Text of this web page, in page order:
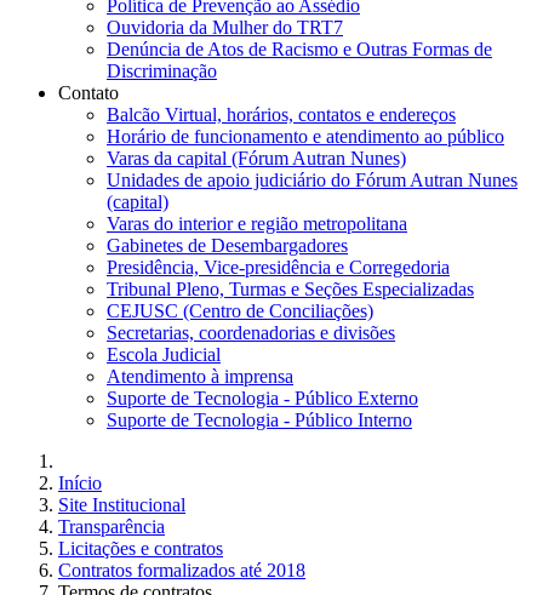
Política de Prevenção ao Assédio
Ouvidoria da Mulher do TRT7
Denúncia de Atos de Racismo e Outras Formas de
Discriminação
Contato
Balcão Virtual, horários, contatos e endereços
Horário de funcionamento e atendimento ao público
Varas da capital (Fórum Autran Nunes)
Unidades de apoio judiciário do Fórum Autran Nunes
(capital)
Varas do interior e região metropolitana
Gabinetes de Desembargadores
Presidência, Vice-presidência e Corregedoria
Tribunal Pleno, Turmas e Seções Especializadas
CEJUSC (Centro de Conciliações)
Secretarias, coordenadorias e divisões
Escola Judicial
Atendimento à imprensa
Suporte de Tecnologia - Público Externo
Suporte de Tecnologia - Público Interno
Início
Site Institucional
Transparência
Licitações e contratos
Contratos formalizados até 2018